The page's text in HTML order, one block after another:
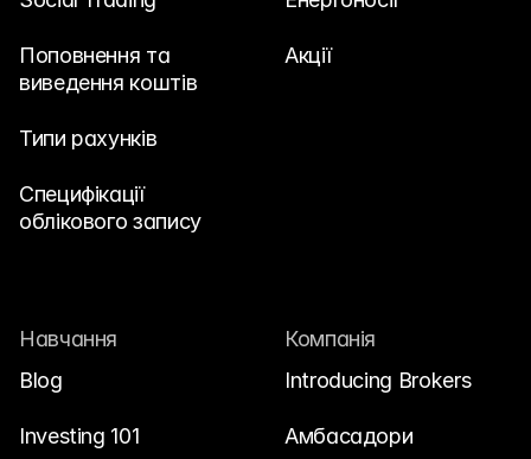
Поповнення та
виведення коштів
Типи рахунків
Специфікації
облікового запису
Акції
Навчання
Blog
Investing 101
Компанія
Introducing Brokers
Амбасадори